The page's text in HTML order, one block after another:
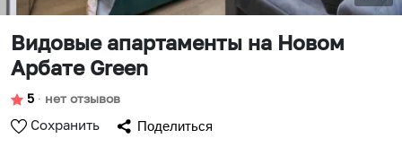
Видовые апартаменты на Новом
Арбате Green
5 ∙ нет отзывов
Сохранить Поделиться